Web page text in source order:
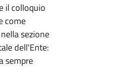
il colloquio
come
sezione
dell'Ente:
sempre